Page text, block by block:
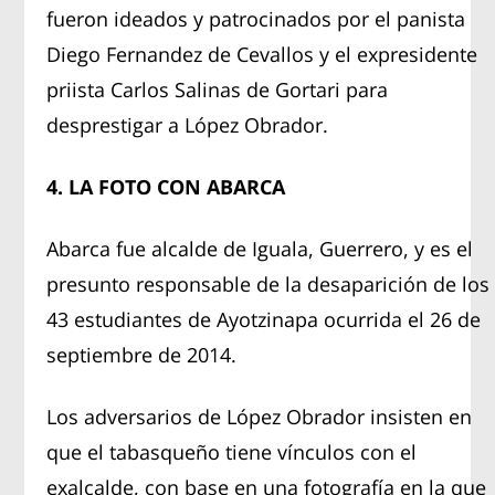
fueron ideados y patrocinados por el panista
Diego Fernandez de Cevallos y el expresidente
priista Carlos Salinas de Gortari para
desprestigar a López Obrador.
4. LA FOTO CON ABARCA
Abarca fue alcalde de Iguala, Guerrero, y es el
presunto responsable de la desaparición de los
43 estudiantes de Ayotzinapa ocurrida el 26 de
septiembre de 2014.
Los adversarios de López Obrador insisten en
que el tabasqueño tiene vínculos con el
exalcalde, con base en una fotografía en la que